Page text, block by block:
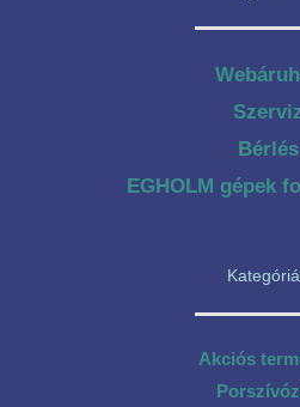
Bérlés
EGHOLM gépek
Akciós